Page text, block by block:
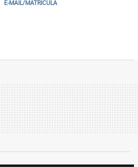
E-MAIL/MATRICULA